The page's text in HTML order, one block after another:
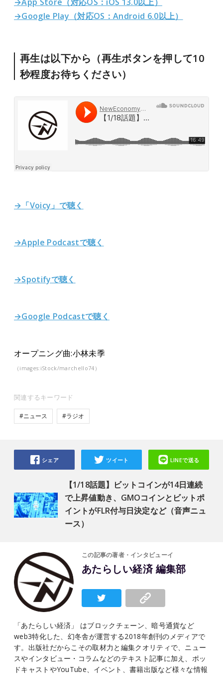
→Google Play（対応OS：Android 6.0以上）
再生は以下から（再生ボタンを押して10
秒程度お待ちください）
→「Voicy」で聴く
→Apple Podcastで聴く
→Spotifyで聴く
→Google Podcastで聴く
オープニング曲:小林未季
（images:iStock/marchello74）
関連するキーワード
#ニュース #ラジオ
【1/18話題】ビットコインが14日連続
で上昇値動き、GMOコインとビットポ
イントがFLR付与日決定など（音声ニュ
ース）
シェア ツイート LINEで送る
この記事の著者・インタビューイ
あたらしい経済 編集部
「あたらしい経済」 はブロックチェーン、暗号通貨など
web3特化した、幻冬舎が運営する2018年創刊のメディアで
す。出版社だからこその取材力と編集クオリティで、ニュー
スやインタビュー・コラムなどのテキスト記事に加え、ポッ
ドキャストやYouTube、イベント、書籍出版など様々な情報